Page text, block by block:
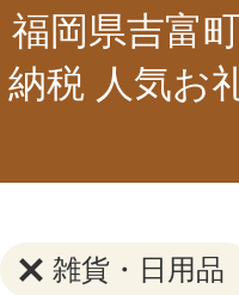
福岡県吉富
税 人気お
雑貨・日用品